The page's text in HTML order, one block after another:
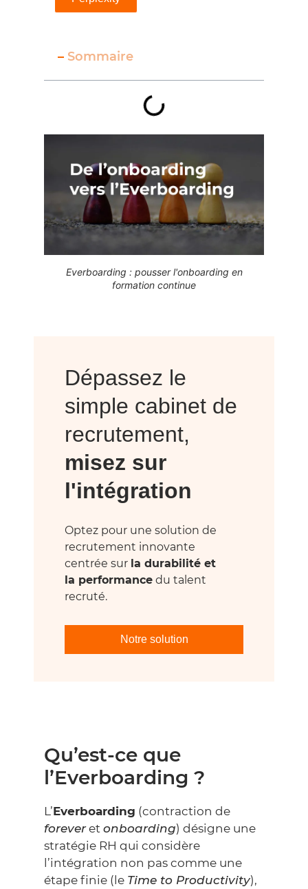
– Sommaire
Everboarding : pousser l'onboarding en
formation continue
Dépassez le
simple cabinet de
recrutement,
misez sur
l'intégration
Optez pour une solution de
recrutement innovante
centrée sur la durabilité et
la performance du talent
recruté.
Notre solution
Qu’est-ce que
l’Everboarding ?
L’Everboarding (contraction de
foreveret onboarding) désigne une
stratégie RH qui considère
l’intégration non pas comme une
étape finie (le Time to Productivity),